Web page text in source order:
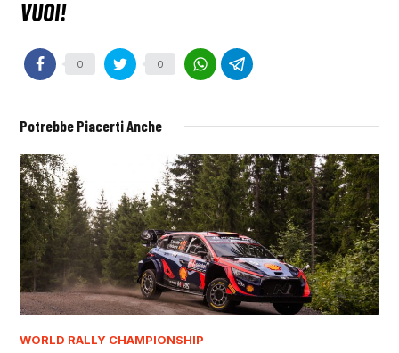
0 0
Potrebbe Piacerti Anche
WORLD RALLY CHAMPIONSHIP